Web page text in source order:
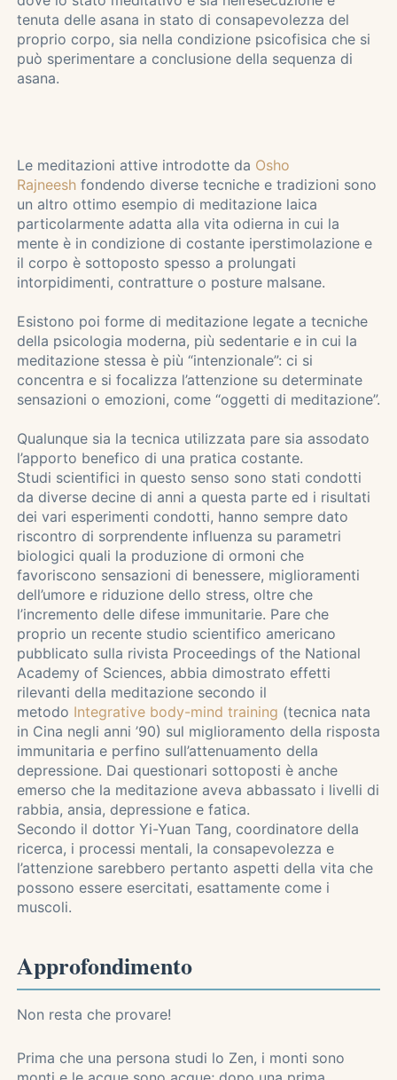
tenuta delle asana in stato di consapevolezza del
proprio corpo, sia nella condizione psicofisica che si
può sperimentare a conclusione della sequenza di
asana.
Le meditazioni attive introdotte da Osho
Rajneeshfondendo diverse tecniche e tradizioni sono
un altro ottimo esempio di meditazione laica
particolarmente adatta alla vita odierna in cui la
mente è in condizione di costante iperstimolazione e
il corpo è sottoposto spesso a prolungati
intorpidimenti, contratture o posture malsane.
Esistono poi forme di meditazione legate a tecniche
della psicologia moderna, più sedentarie e in cui la
meditazione stessa è più “intenzionale”: ci si
concentra e si focalizza l’attenzione su determinate
sensazioni o emozioni, come “oggetti di meditazione”.
Qualunque sia la tecnica utilizzata pare sia assodato
l’apporto benefico di una pratica costante.
Studi scientifici in questo senso sono stati condotti
da diverse decine di anni a questa parte ed i risultati
dei vari esperimenti condotti, hanno sempre dato
riscontro di sorprendente influenza su parametri
biologici quali la produzione di ormoni che
favoriscono sensazioni di benessere, miglioramenti
dell’umore e riduzione dello stress, oltre che
l’incremento delle difese immunitarie. Pare che
proprio un recente studio scientifico americano
pubblicato sulla rivista Proceedings of the National
Academy of Sciences, abbia dimostrato effetti
rilevanti della meditazione secondo il
metodo Integrative body-mind training (tecnica nata
in Cina negli anni ’90) sul miglioramento della risposta
immunitaria e perfino sull’attenuamento della
depressione. Dai questionari sottoposti è anche
emerso che la meditazione aveva abbassato i livelli di
rabbia, ansia, depressione e fatica.
Secondo il dottor Yi-Yuan Tang, coordinatore della
ricerca, i processi mentali, la consapevolezza e
l’attenzione sarebbero pertanto aspetti della vita che
possono essere esercitati, esattamente come i
muscoli.
Approfondimento
Non resta che provare!
Prima che una persona studi lo Zen, i monti sono